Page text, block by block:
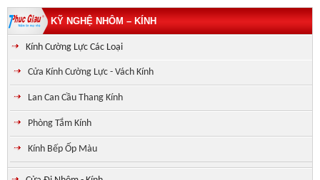
KỸ NGHỆ NHÔM – KÍNH
Kính Cường Lực Các Loại
Cửa Kính Cường Lực - Vách Kính
Lan Can Cầu Thang Kính
Phòng Tắm Kính
Kính Bếp Ốp Màu